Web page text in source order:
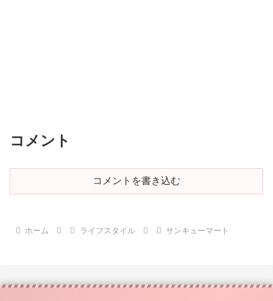
コメント
コメントを書き込む
ホーム ライフスタイル サンキューマート